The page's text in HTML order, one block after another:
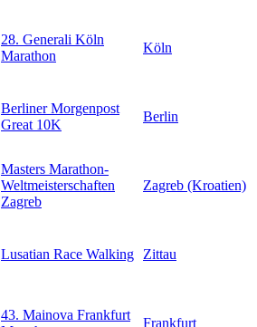
28. Generali Köln
Marathon
Köln
Berliner Morgenpost
Great 10K
Berlin
Masters Marathon-
Weltmeisterschaften
Zagreb
Zagreb (Kroatien)
Lusatian Race Walking Zittau
43. Mainova Frankfurt
Frankfurt